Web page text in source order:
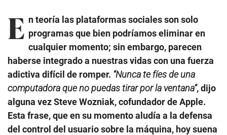
E n teoría las plataformas sociales son solo
programas que bien podríamos eliminar en
cualquier momento; sin embargo, parecen
haberse integrado a nuestras vidas con una fuerza
adictiva difícil de romper. “Nunca te fíes de una
computadora que no puedas tirar por la ventana”, dijo
alguna vez Steve Wozniak, cofundador de Apple.
Esta frase, que en su momento aludía a la defensa
del control del usuario sobre la máquina, hoy suena